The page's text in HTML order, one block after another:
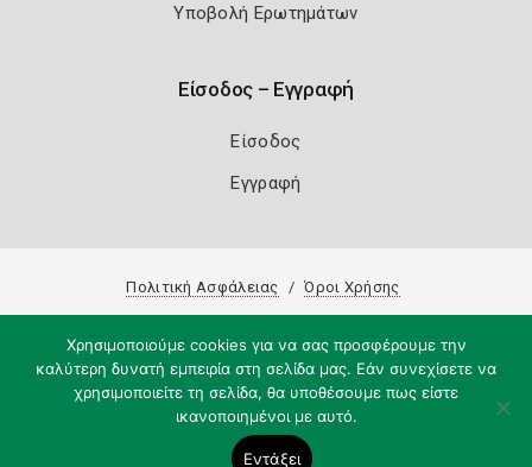
Υποβολή Ερωτημάτων
Είσοδος – Εγγραφή
Είσοδος
Εγγραφή
Πολιτική Ασφάλειας Όροι Χρήσης
Χρησιμοποιούμε cookies για να σας προσφέρουμε την
καλύτερη δυνατή εμπειρία στη σελίδα μας. Εάν συνεχίσετε να
χρησιμοποιείτε τη σελίδα, θα υποθέσουμε πως είστε
ικανοποιημένοι με αυτό.
Εντάξει